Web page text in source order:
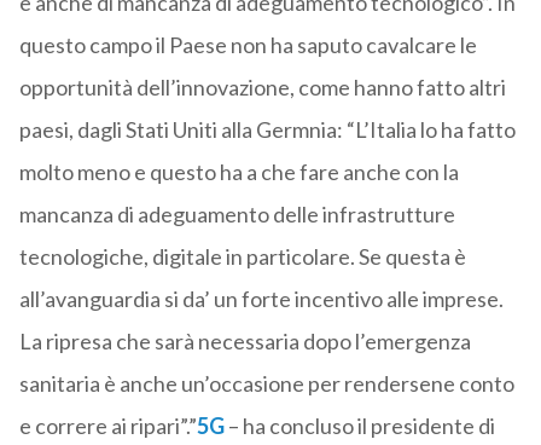
questo campo il Paese non ha saputo cavalcare le
opportunità dell’innovazione, come hanno fatto altri
paesi, dagli Stati Uniti alla Germnia: “L’Italia lo ha fatto
molto meno e questo ha a che fare anche con la
mancanza di adeguamento delle infrastrutture
tecnologiche, digitale in particolare. Se questa è
all’avanguardia si da’ un forte incentivo alle imprese.
La ripresa che sarà necessaria dopo l’emergenza
sanitaria è anche un’occasione per rendersene conto
e correre ai ripari”.”5G– ha concluso il presidente di